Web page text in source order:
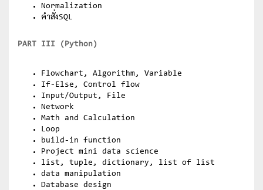
Normalization
คำสั่งSQL
PART III (Python)
Flowchart, Algorithm, Variable
If-Else, Control flow
Input/Output, File
Network
Math and Calculation
Loop
build-in function
Project mini data science
list, tuple, dictionary, list of list
data manipulation
Database design